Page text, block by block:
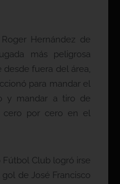
Hernández de
más peligrosa
desde fuera del área,
para mandar el
y mandar a tiro de
cero por cero en el
Fútbol Club logró irse
de José Francisco